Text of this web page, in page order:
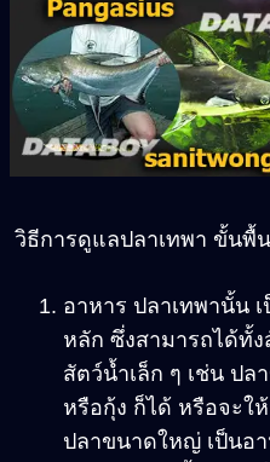
วิธีการดูแลปลาเทพา ขั้นพื้
อาหาร ปลาเทพานั้น
หลัก ซึ่งสามารถได้ทั้
สัตว์น้ำเล็ก ๆ เช่น ปล
หรือกุ้ง ก็ได้ หรือจะใ
ปลาขนาดใหญ่ เป็นอ